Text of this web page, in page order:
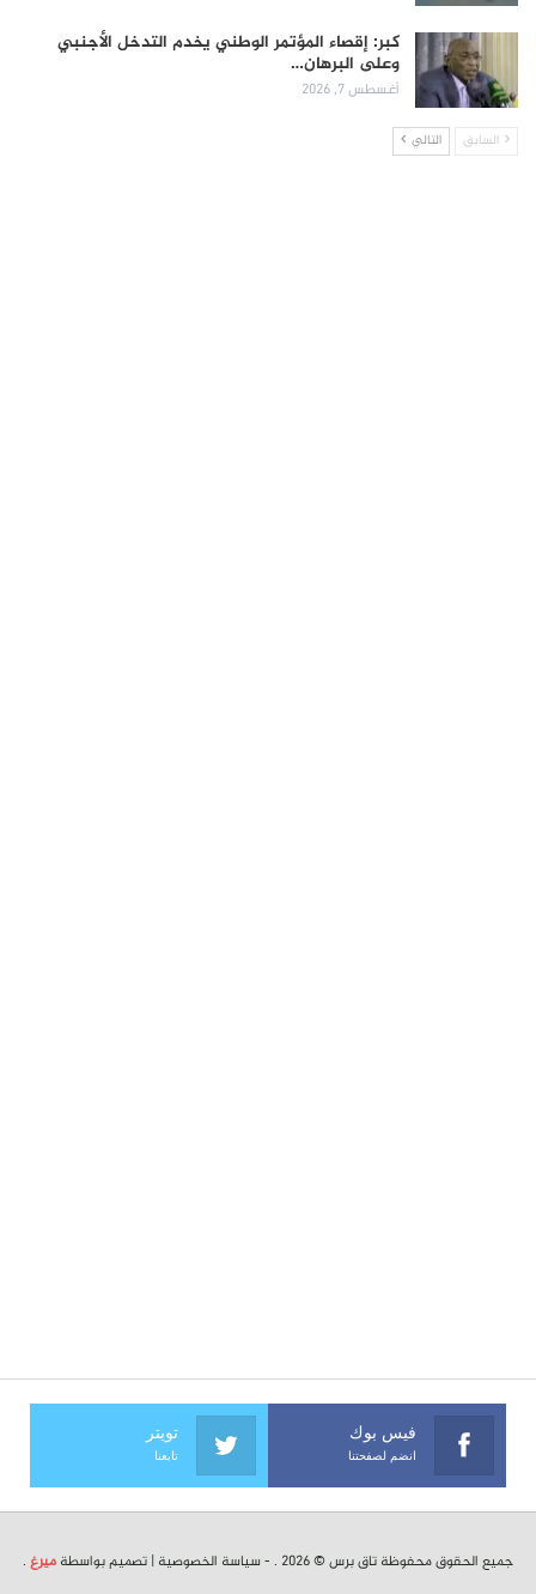
كبر: إقصاء المؤتمر الوطني يخدم التدخل الأجنبي
وعلى البرهان…
أغسطس 7, 2026
السابق التالي
فيس بوك
انضم لصفحتنا
تويتر
تابعنا
جميع الحقوق محفوظة تاق برس © 2026 . - سياسة الخصوصية | تصميم بواسطة ميرغ .